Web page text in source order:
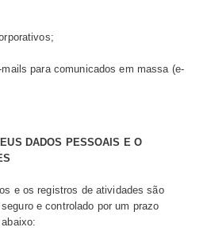
na internet. No Ecad, esses
para fins estatísticos (aferição de
em específico.
facultativas;
bloquear oscookiesdiretamente
os de serem criados. Além disso,
por meio das